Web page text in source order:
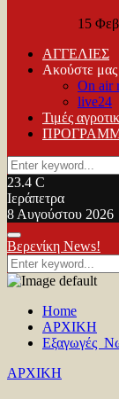
15
ΑΓΓΕΛΙΕΣ
Ακούστε
On air
live24
Τιμές
Search
for:
23.4 C
Ιεράπετρα
8 Αυγούστου 2026
Facebook
Twitter
Youtube
Primary
Menu
Βερενίκη News!
Search
for:
Home
ΑΡΧΙΚΗ
Εξαγωγές
ΑΡΧΙΚΗ